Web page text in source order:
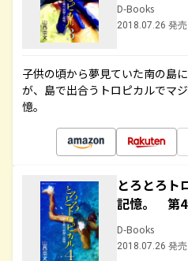
D-Books
2018.07.26 発売
子供の頃から夢見ていた南の島
が、島で出合うトロピカルでマ
憶。
とろとろ
記憶。 第
D-Books
2018.07.26 発売